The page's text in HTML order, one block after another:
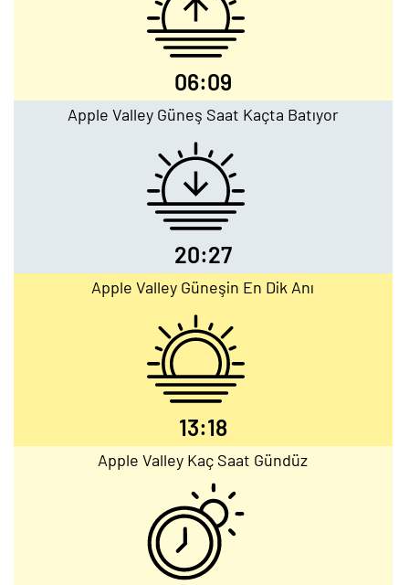
06:09
Apple Valley Güneş Saat Kaçta Batıyor
20:27
Apple Valley Güneşin En Dik Anı
13:18
Apple Valley Kaç Saat Gündüz